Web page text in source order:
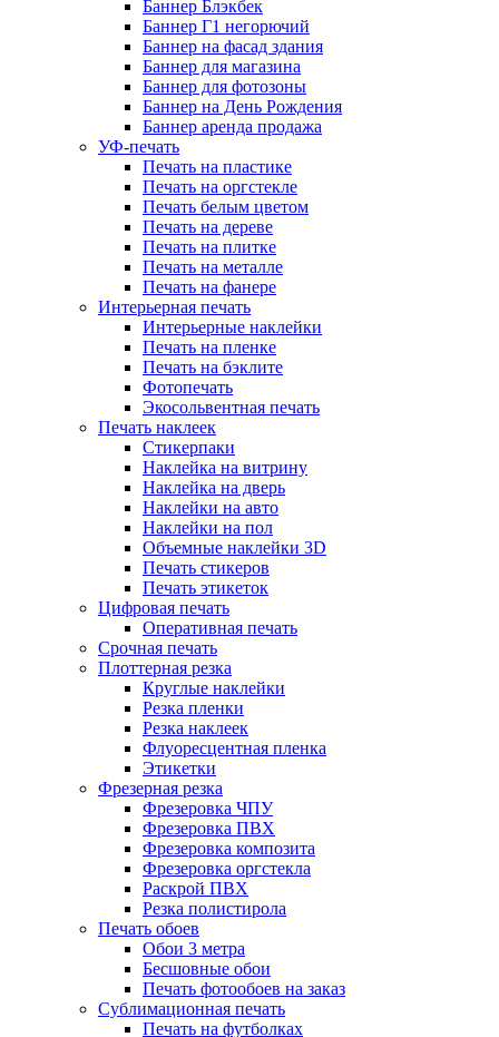
Баннер Блэкбек
Баннер Г1 негорючий
Баннер на фасад здания
Баннер для магазина
Баннер для фотозоны
Баннер на День Рождения
Баннер аренда продажа
УФ-печать
Печать на пластике
Печать на оргстекле
Печать белым цветом
Печать на дереве
Печать на плитке
Печать на металле
Печать на фанере
Интерьерная печать
Интерьерные наклейки
Печать на пленке
Печать на бэклите
Фотопечать
Экосольвентная печать
Печать наклеек
Стикерпаки
Наклейка на витрину
Наклейка на дверь
Наклейки на авто
Наклейки на пол
Объемные наклейки 3D
Печать стикеров
Печать этикеток
Цифровая печать
Оперативная печать
Срочная печать
Плоттерная резка
Круглые наклейки
Резка пленки
Резка наклеек
Флуоресцентная пленка
Этикетки
Фрезерная резка
Фрезеровка ЧПУ
Фрезеровка ПВХ
Фрезеровка композита
Фрезеровка оргстекла
Раскрой ПВХ
Резка полистирола
Печать обоев
Обои 3 метра
Бесшовные обои
Печать фотообоев на заказ
Сублимационная печать
Печать на футболках